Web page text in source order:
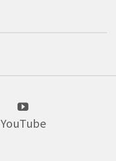
YouTube